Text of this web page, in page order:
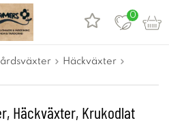
0
Häckväxter
Häckväxter, Krukodlat